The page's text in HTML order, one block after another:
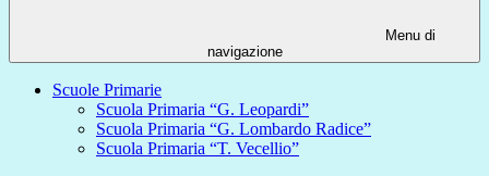
Menu di
navigazione
Scuole Primarie
Scuola Primaria “G. Leopardi”
Scuola Primaria “G. Lombardo Radice”
Scuola Primaria “T. Vecellio”